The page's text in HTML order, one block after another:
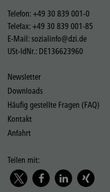
Telefon: +49 30 839 001-0
Telefax: +49 30 839 001-85
E-Mail: sozialinfo@dzi.de
USt-IdNr.: DE136623960
Newsletter
Downloads
Häufig gestellte Fragen (FAQ)
Kontakt
Anfahrt
Teilen mit: